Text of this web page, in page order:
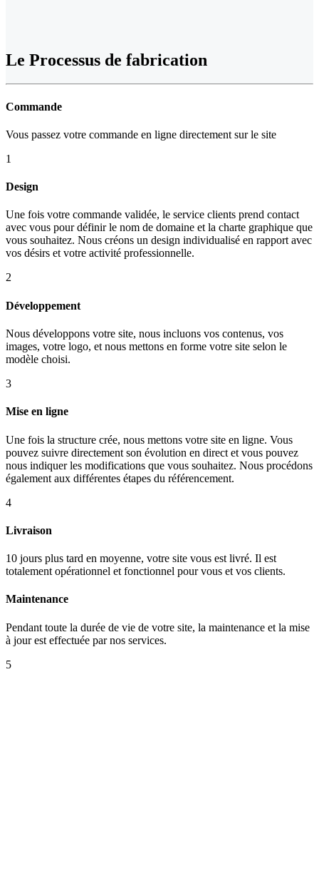
Le Processus de fabrication
Commande
Vous passez votre commande en ligne directement sur le site
1
Design
Une fois votre commande validée, le service clients prend contact
avec vous pour définir le nom de domaine et la charte graphique que
vous souhaitez. Nous créons un design individualisé en rapport avec
vos désirs et votre activité professionnelle.
2
Développement
Nous développons votre site, nous incluons vos contenus, vos
images, votre logo, et nous mettons en forme votre site selon le
modèle choisi.
3
Mise en ligne
Une fois la structure crée, nous mettons votre site en ligne. Vous
pouvez suivre directement son évolution en direct et vous pouvez
nous indiquer les modifications que vous souhaitez. Nous procédons
également aux différentes étapes du référencement.
4
Livraison
10 jours plus tard en moyenne, votre site vous est livré. Il est
totalement opérationnel et fonctionnel pour vous et vos clients.
Maintenance
Pendant toute la durée de vie de votre site, la maintenance et la mise
à jour est effectuée par nos services.
5